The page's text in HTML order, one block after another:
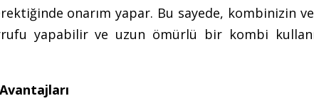
onarım yapar. Bu sayede, kombinizin
yapabilir ve uzun ömürlü bir kombi